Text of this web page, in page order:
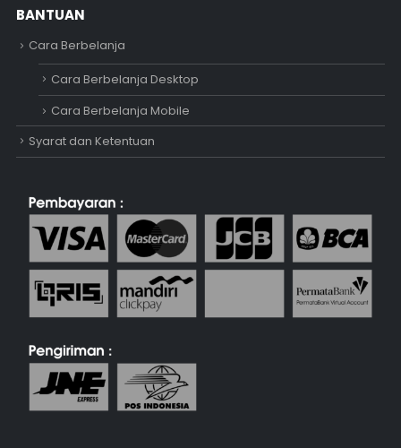
BANTUAN
Cara Berbelanja
Cara Berbelanja Desktop
Cara Berbelanja Mobile
Syarat dan Ketentuan